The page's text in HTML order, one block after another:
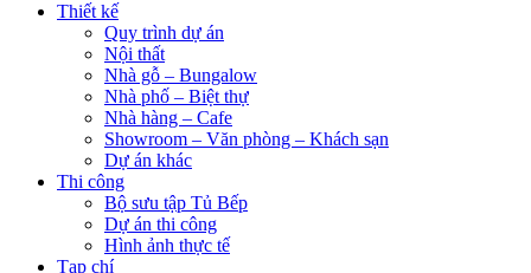
Thiết kế
Quy trình dự án
Nội thất
Nhà gỗ – Bungalow
Nhà phố – Biệt thự
Nhà hàng – Cafe
Showroom – Văn phòng – Khách sạn
Dự án khác
Thi công
Bộ sưu tập Tủ Bếp
Dự án thi công
Hình ảnh thực tế
Tạp chí